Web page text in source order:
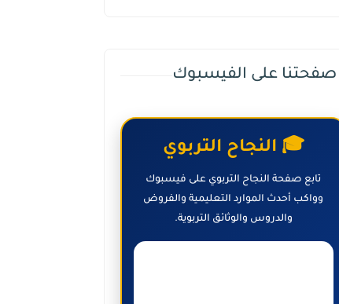
صفحتنا على الفيسبوك
🎓 النجاح التربوي
تابع صفحة النجاح التربوي على فيسبوك
وواكب أحدث الموارد التعليمية والفروض
والدروس والوثائق التربوية.